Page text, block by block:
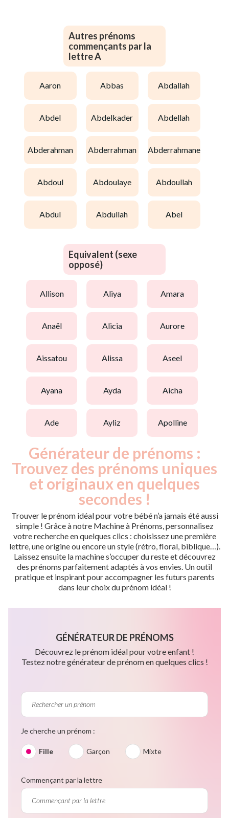
Autres prénoms
commençants par la
lettre A
aaron abbas abdallah
abdel abdelkader abdellah
abderahman abderrahman abderrahmane
abdoul abdoulaye abdoullah
abdul abdullah abel
Equivalent (sexe
opposé)
allison aliya amara
anaël alicia aurore
aissatou alissa aseel
ayana ayda aicha
ade ayliz apolline
Générateur de prénoms :
Trouvez des prénoms uniques
et originaux en quelques
secondes !
Trouver le prénom idéal pour votre bébé n’a jamais été aussi
simple ! Grâce à notre Machine à Prénoms, personnalisez
votre recherche en quelques clics : choisissez une première
lettre, une origine ou encore un style (rétro, floral, biblique…).
Laissez ensuite la machine s’occuper du reste et découvrez
des prénoms parfaitement adaptés à vos envies. Un outil
pratique et inspirant pour accompagner les futurs parents
dans leur choix du prénom idéal !
GÉNÉRATEUR DE PRÉNOMS
Découvrez le prénom idéal pour votre enfant !
Testez notre générateur de prénom en quelques clics !
Je cherche un prénom :
Fille Garçon Mixte
Commençant par la lettre